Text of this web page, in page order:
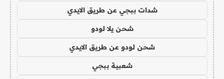
شدات ببجي عن طريق الايدي
شحن يلا لودو
شحن لودو عن طريق الايدي
شعبية ببجي